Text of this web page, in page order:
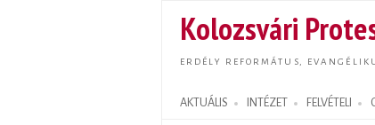
Kolozsvári
ERDÉLY REFORMÁTUS,
AKTUÁLIS INTÉZET FELVÉTELI
Search form